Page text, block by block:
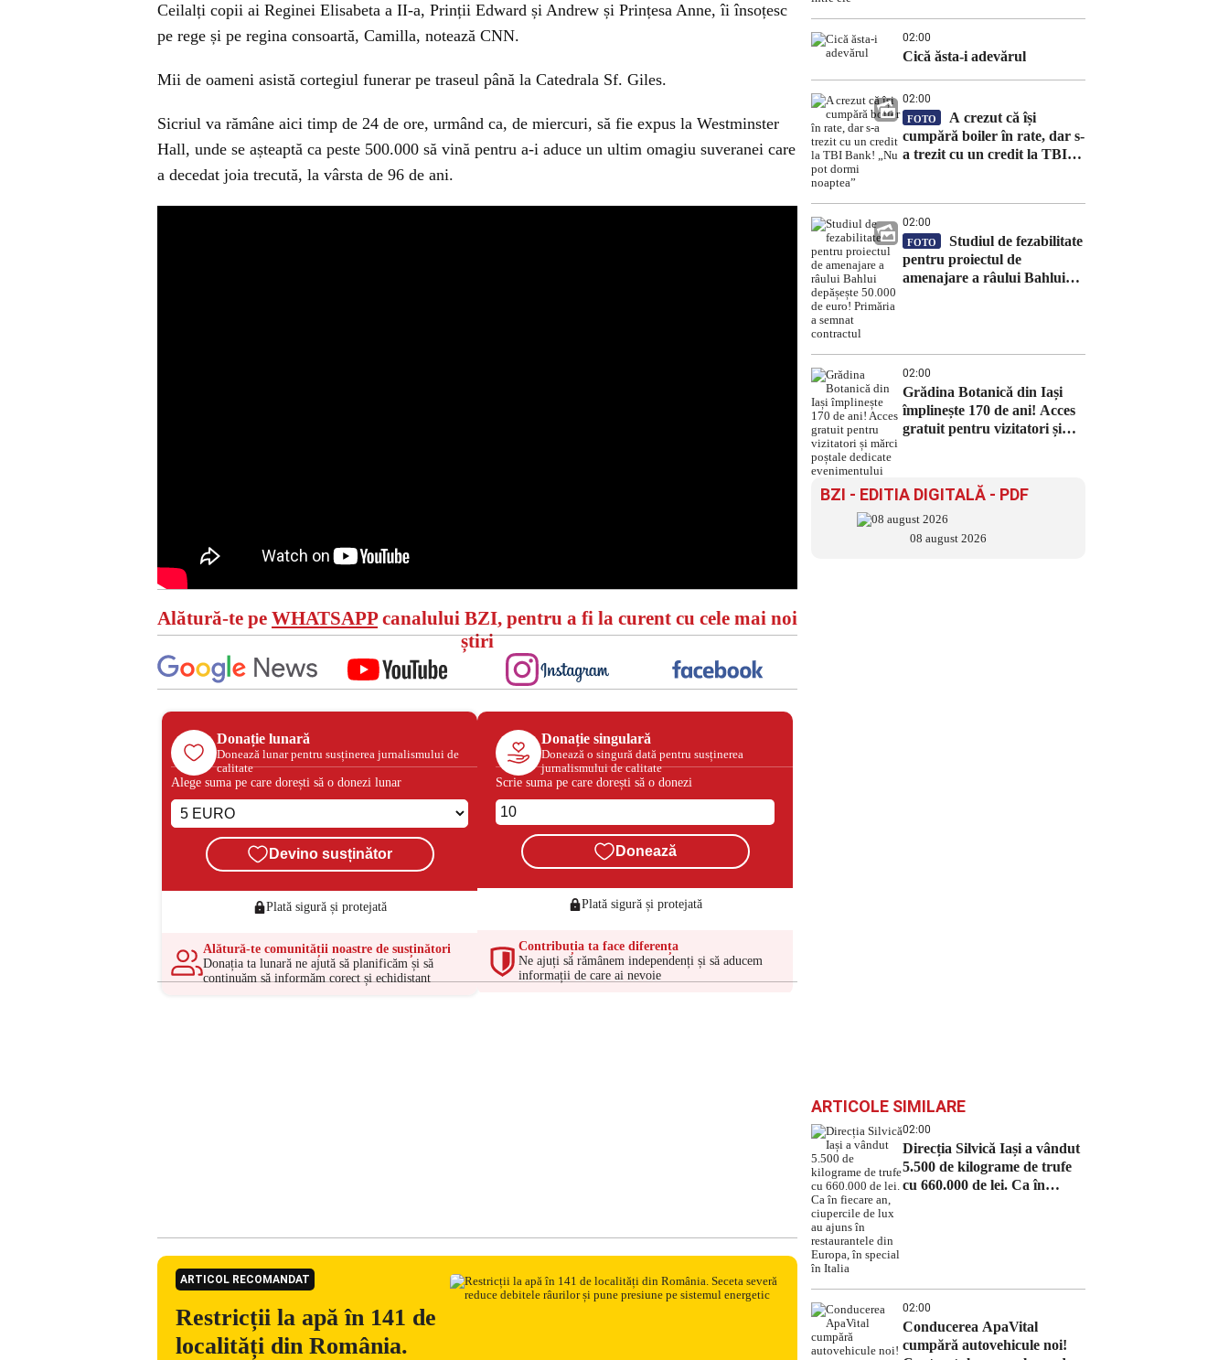
Ceilalți copii ai Reginei Elisabeta a II-a, Prinții Edward și Andrew și Prințesa Anne, îi însoțesc
pe rege și pe regina consoartă, Camilla, notează CNN.
Mii de oameni asistă cortegiul funerar pe traseul până la Catedrala Sf. Giles.
Sicriul va rămâne aici timp de 24 de ore, urmând ca, de miercuri, să fie expus la Westminster
Hall, unde se așteaptă ca peste 500.000 să vină pentru a-i aduce un ultim omagiu suveranei care
a decedat joia trecută, la vârsta de 96 de ani.
Alătură-te pe WHATSAPPcanalului BZI, pentru a fi la curent cu cele mai noi
știri
Donație lunară
Donează lunar pentru susținerea jurnalismului de
calitate
Alege suma pe care dorești să o donezi lunar
Devino susținător
Plată sigură și protejată
Alătură-te comunității noastre de susținători
Donația ta lunară ne ajută să planificăm și să
continuăm să informăm corect și echidistant
Donație singulară
Donează o singură dată pentru susținerea
jurnalismului de calitate
Scrie suma pe care dorești să o donezi
Donează
Plată sigură și protejată
Contribuția ta face diferența
Ne ajuți să rămânem independenți și să aducem
informații de care ai nevoie
ARTICOL RECOMANDAT
Restricții la apă în 141 de
localități din România.
02:00
Cică ăsta-i adevărul
02:00
FOTO
A crezut că își
cumpără boiler în rate, dar s-
a trezit cu un credit la TBI
02:00
FOTO
Studiul de fezabilitate
pentru proiectul de
amenajare a râului Bahlui
02:00
Grădina Botanică din Iași
împlinește 170 de ani! Acces
gratuit pentru vizitatori și
BZI - EDITIA DIGITALĂ - PDF
08 august 2026
ARTICOLE SIMILARE
02:00
Direcția Silvică Iași a vândut
5.500 de kilograme de trufe
cu 660.000 de lei. Ca în
02:00
Conducerea ApaVital
cumpără autovehicule noi!